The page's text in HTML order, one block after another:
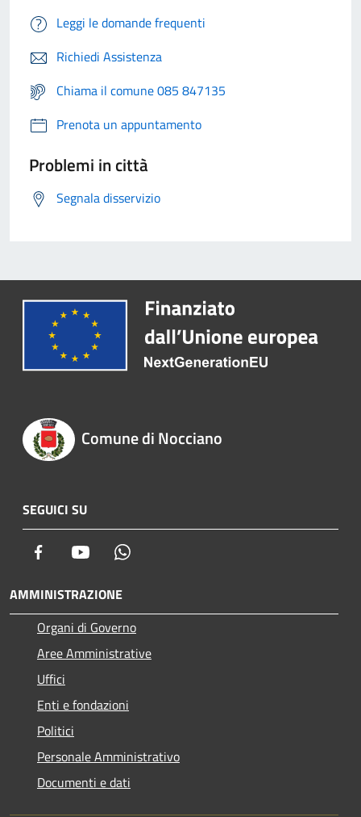
Leggi le domande frequenti
Richiedi Assistenza
Chiama il comune 085 847135
Prenota un appuntamento
Problemi in città
Segnala disservizio
Comune di Nocciano
SEGUICI SU
Facebook Youtube
AMMINISTRAZIONE
Organi di Governo
Aree Amministrative
Uffici
Enti e fondazioni
Politici
Personale Amministrativo
Documenti e dati